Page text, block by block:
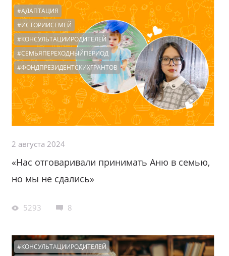
#АДАПТАЦИЯ
#ИСТОРИИСЕМЕЙ
#КОНСУЛЬТАЦИИРОДИТЕЛЕЙ
#СЕМЬЯПЕРЕХОДНЫЙПЕРИОД
#ФОНДПРЕЗИДЕНТСКИХГРАНТОВ
2 августа 2024
«Нас отговаривали принимать Аню в семью,
но мы не сдались»
5293 8
#КОНСУЛЬТАЦИИРОДИТЕЛЕЙ